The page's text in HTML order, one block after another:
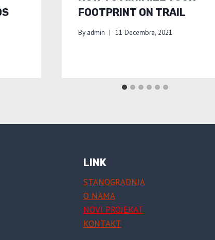
FOOTPRINT ON TRAIL
By admin 11 Decembra, 2021
LINK
STANOGRADNJA
O NAMA
NOVI PROJEKAT
KONTAKT